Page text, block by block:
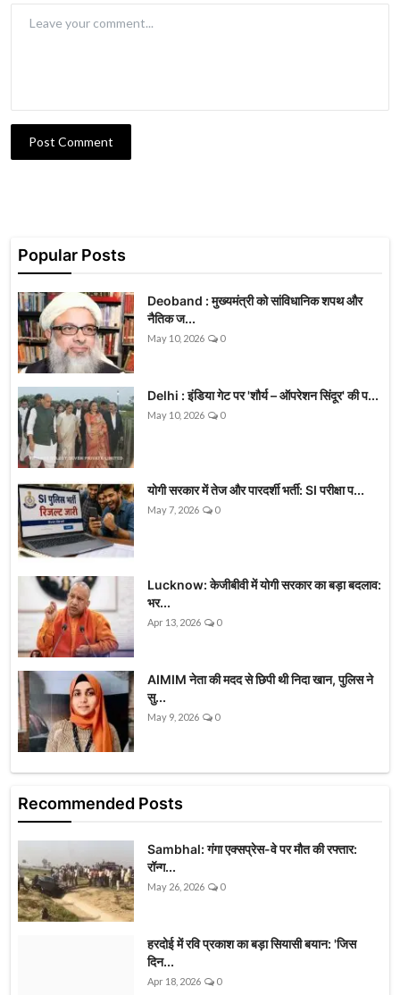
Post Comment
Popular Posts
Deoband : मुख्यमंत्री को सांविधानिक शपथ और
नैतिक ज...
May 10, 2026 0
Delhi : इंडिया गेट पर 'शौर्य – ऑपरेशन सिंदूर' की प...
May 10, 2026 0
योगी सरकार में तेज और पारदर्शी भर्ती: SI परीक्षा प...
May 7, 2026 0
Lucknow: केजीबीवी में योगी सरकार का बड़ा बदलाव:
भर...
Apr 13, 2026 0
AIMIM नेता की मदद से छिपी थी निदा खान, पुलिस ने
सु...
May 9, 2026 0
Recommended Posts
Sambhal: गंगा एक्सप्रेस-वे पर मौत की रफ्तार:
रॉन्ग...
May 26, 2026 0
हरदोई में रवि प्रकाश का बड़ा सियासी बयान: 'जिस
दिन...
Apr 18, 2026 0